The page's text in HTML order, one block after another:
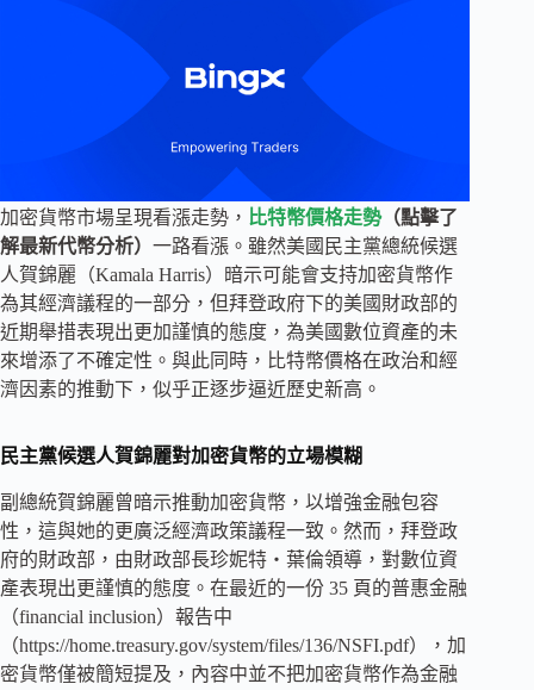
加密貨幣市場呈現看漲走勢， 比特幣價格走勢（點擊了
解最新代幣分析） 一路看漲。雖然美國民主黨總統候選
人賀錦麗（Kamala Harris）暗示可能會支持加密貨幣作
為其經濟議程的一部分，但拜登政府下的美國財政部的
近期舉措表現出更加謹慎的態度，為美國數位資產的未
來增添了不確定性。與此同時，比特幣價格在政治和經
濟因素的推動下，似乎正逐步逼近歷史新高。
民主黨候選人賀錦麗對加密貨幣的立場模糊
副總統賀錦麗曾暗示推動加密貨幣，以增強金融包容
性，這與她的更廣泛經濟政策議程一致。然而，拜登政
府的財政部，由財政部長珍妮特・葉倫領導，對數位資
產表現出更謹慎的態度。在最近的一份 35 頁的普惠金融
（financial inclusion）報告中
（https://home.treasury.gov/system/files/136/NSFI.pdf），加
密貨幣僅被簡短提及，內容中並不把加密貨幣作為金融